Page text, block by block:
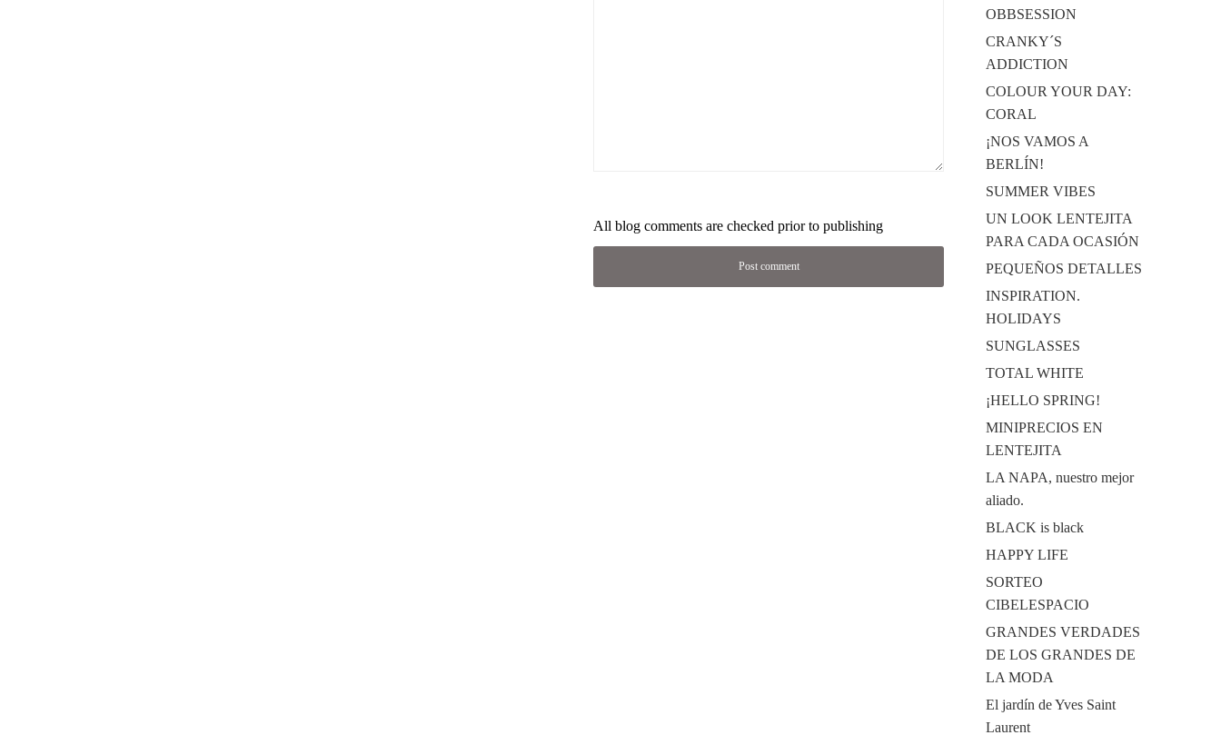
All blog comments are checked prior to publishing
OBBSESSION
CRANKY´S
ADDICTION
COLOUR YOUR DAY:
CORAL
¡NOS VAMOS A
BERLÍN!
SUMMER VIBES
UN LOOK LENTEJITA
PARA CADA OCASIÓN
PEQUEÑOS DETALLES
INSPIRATION.
HOLIDAYS
SUNGLASSES
TOTAL WHITE
¡HELLO SPRING!
MINIPRECIOS EN
LENTEJITA
LA NAPA, nuestro mejor
aliado.
BLACK is black
HAPPY LIFE
SORTEO
CIBELESPACIO
GRANDES VERDADES
DE LOS GRANDES DE
LA MODA
El jardín de Yves Saint
Laurent